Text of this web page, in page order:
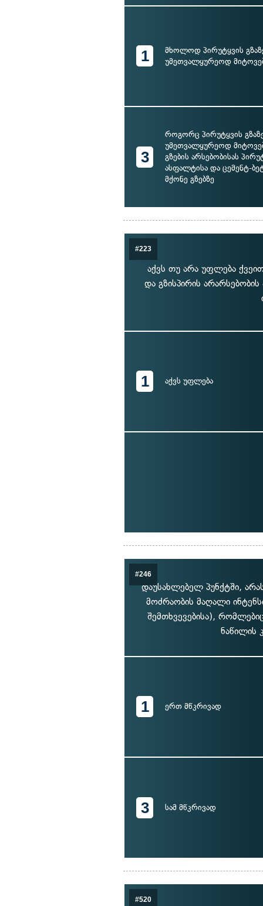
1
მხოლოდ პირუტყვის
უმეთვალყურეოდ
3
როგორც პირუტყვის
უმეთვალყურეოდ
გზების არსებობისას
ასფალტისა და ცემენტ-
მქონე გზებზე
#223
აქვს თუ არა უფლება
და გზისპირის
1 აქვს უფლება
#246
დაუსახლებელ პუნქტში,
მოძრაობის მაღალი
შემთხვევებისა),
ნაწილის
1 ერთ მწკრივად
3 სამ მწკრივად
#520